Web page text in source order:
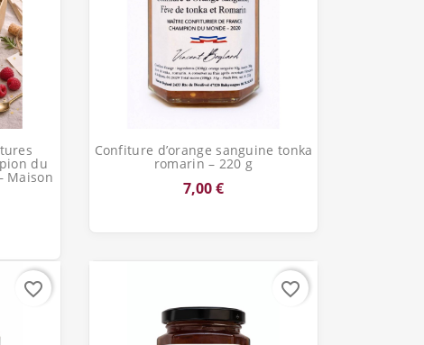
du
Maison
Aperçu rapide
Confiture d’orange sanguine tonka
romarin – 220 g
7,00 €
favorite_border favorite_border